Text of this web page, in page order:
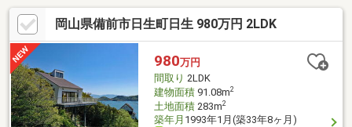
岡山県備前市日生町日生 980万円 2LDK
980万円
間取り 2LDK
建物面積91.08m2
土地面積283m2
築年月 1993年1月(築33年8ヶ月)